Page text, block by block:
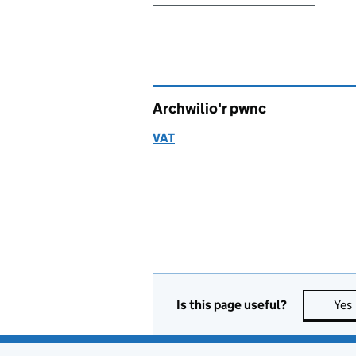
Archwilio'r pwnc
VAT
Is this page useful? Yes